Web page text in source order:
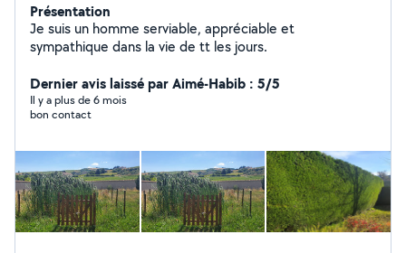
Présentation
Je suis un homme serviable, appréciable et
sympathique dans la vie de tt les jours.
Dernier avis laissé par Aimé-Habib : 5/5
Il y a plus de 6 mois
bon contact